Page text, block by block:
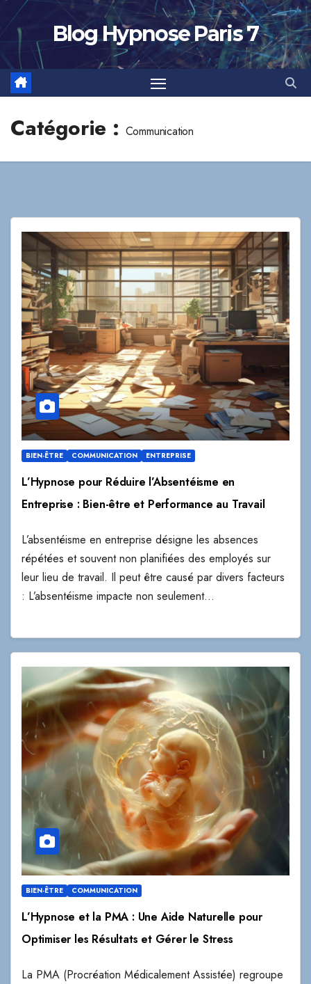
Skip
content
Blog Hypnose Paris 7
Catégorie : Communication
BIEN-ÊTRE COMMUNICATION ENTREPRISE
L’Hypnose pour Réduire l’Absentéisme en
Entreprise : Bien-être et Performance au Travail
L’absentéisme en entreprise désigne les absences
répétées et souvent non planifiées des employés sur
leur lieu de travail. Il peut être causé par divers facteurs
: L’absentéisme impacte non seulement…
BIEN-ÊTRE COMMUNICATION
L’Hypnose et la PMA : Une Aide Naturelle pour
Optimiser les Résultats et Gérer le Stress
La PMA (Procréation Médicalement Assistée) regroupe